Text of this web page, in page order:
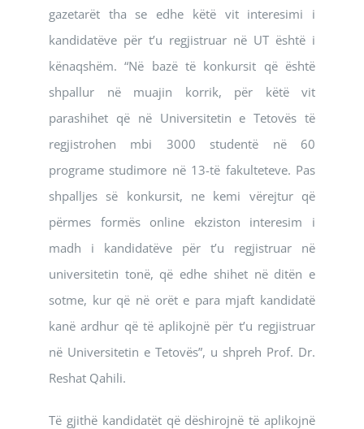
gazetarët tha se edhe këtë vit interesimi i
kandidatëve për t’u regjistruar në UT është i
kënaqshëm. “Në bazë të konkursit që është
shpallur në muajin korrik, për këtë vit
parashihet që në Universitetin e Tetovës të
regjistrohen mbi 3000 studentë në 60
programe studimore në 13-të fakulteteve. Pas
shpalljes së konkursit, ne kemi vërejtur që
përmes formës online ekziston interesim i
madh i kandidatëve për t’u regjistruar në
universitetin tonë, që edhe shihet në ditën e
sotme, kur që në orët e para mjaft kandidatë
kanë ardhur që të aplikojnë për t’u regjistruar
në Universitetin e Tetovës”, u shpreh Prof. Dr.
Reshat Qahili.
Të gjithë kandidatët që dëshirojnë të aplikojnë